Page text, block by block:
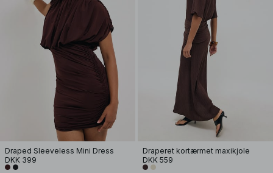
Draped Sleeveless Mini Dress
DKK 399
Draperet kortærmet maxikjole
DKK 559